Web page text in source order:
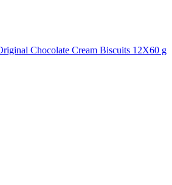
Chocolate Cream Biscuits 12X60 g